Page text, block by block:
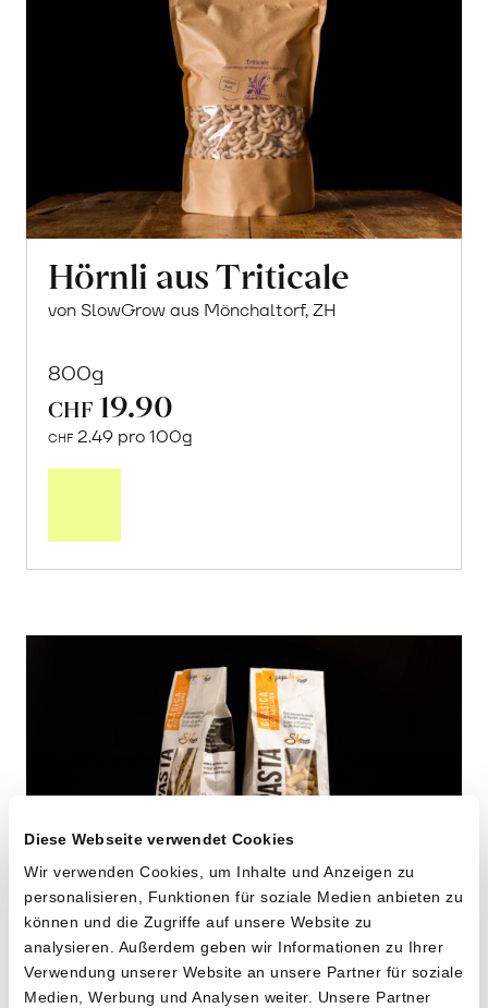
Diese Webseite verwendet Cookies
Wir verwenden Cookies, um Inhalte und Anzeigen zu
personalisieren, Funktionen für soziale Medien anbieten zu
können und die Zugriffe auf unsere Website zu
analysieren. Außerdem geben wir Informationen zu Ihrer
Verwendung unserer Website an unsere Partner für soziale
Medien, Werbung und Analysen weiter. Unsere Partner
Hörnli aus Triticale
von SlowGrow aus Mönchaltorf, ZH
800g
CHF 19.90
CHF 2.49 pro 100g
Maccheroni aus alten
Hartweizensorten